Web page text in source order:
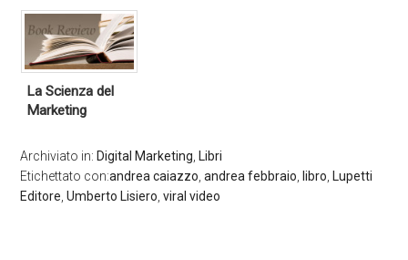
La Scienza del
Marketing
Archiviato in: Digital Marketing Libri
Etichettato con:andrea caiazzo ,andrea febbraio libro Lupetti
Editore ,Umberto Lisiero ,viral video